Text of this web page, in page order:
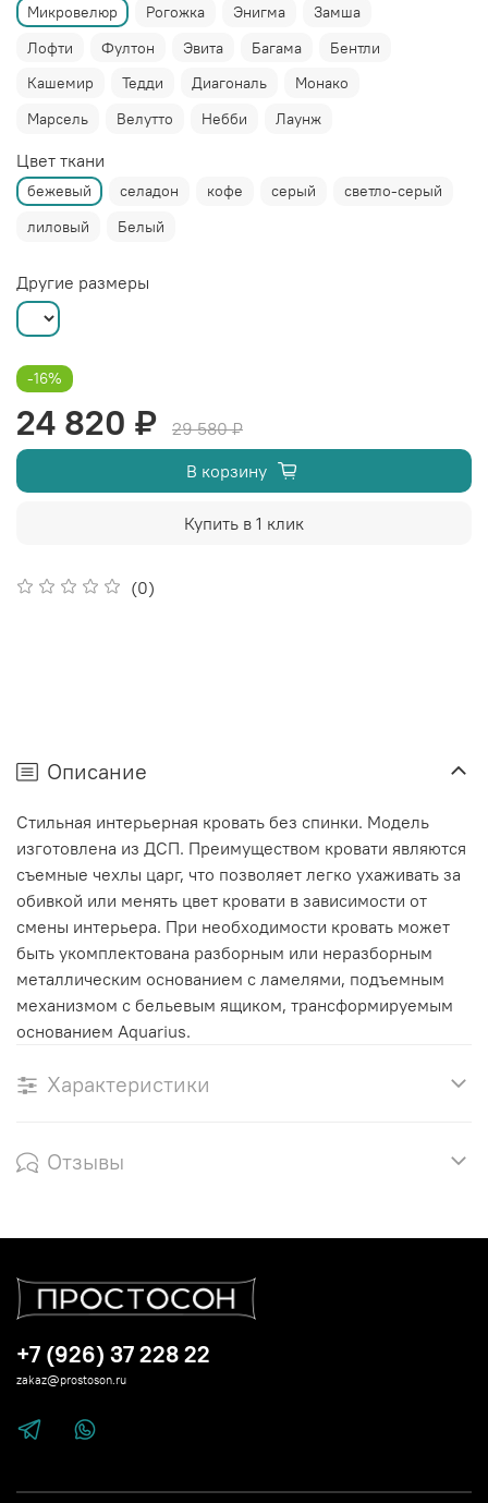
(0)
Микровелюр Рогожка Энигма
Замша
Лофти
Фултон Эвита Багама
Бентли
Кашемир
Тедди Диагональ
Монако
Марсель
Велутто Небби Лаунж
Цвет ткани
бежевый селадон кофе серый
светло-серый
лиловый
Белый
-16%
24 820 ₽
29 580 ₽
В корзину
Купить в 1 клик
Другие размеры
Описание
Стильная интерьерная кровать без спинки. Модель
изготовлена из ДСП. Преимуществом кровати являются
съемные чехлы царг, что позволяет легко ухаживать за
обивкой или менять цвет кровати в зависимости от
смены интерьера. При необходимости кровать может
быть укомплектована разборным или неразборным
металлическим основанием с ламелями, подъемным
механизмом с бельевым ящиком, трансформируемым
основанием Aquarius.
Характеристики
Отзывы
+7 (926) 37 228 22
zakaz@prostoson.ru